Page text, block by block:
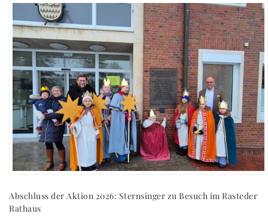
Abschluss der Aktion 2026: Sternsinger zu Besuch im Rasteder
Rathaus